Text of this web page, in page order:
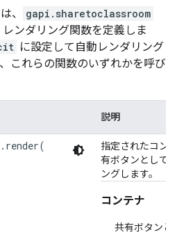
、
gapi.sharetoclassroom
ンダリング関数を定義しま
に設定して自動レンダリング
これらの関数のいずれかを呼び
説明
指定されたコン
有ボタンとして
ングします。
コンテナ
共有ボタンと